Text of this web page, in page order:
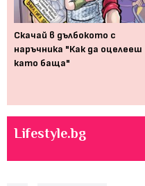
Скачай в дълбокото с
наръчника "Как да оцелееш
като баща"
Lifestyle.bg